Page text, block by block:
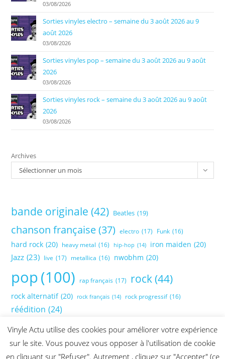
03/08/2026
Sorties vinyles electro – semaine du 3 août 2026 au 9
août 2026
03/08/2026
Sorties vinyles pop – semaine du 3 août 2026 au 9 août
2026
03/08/2026
Sorties vinyles rock – semaine du 3 août 2026 au 9 août
2026
03/08/2026
Archives
Sélectionner un mois
bande originale (42) Beatles (19)
chanson française (37) electro (17) Funk (16)
hard rock (20) heavy metal (16) hip-hop (14) iron maiden (20)
Jazz (23) live (17) metallica (16) nwobhm (20)
pop(100) rap français (17) rock(44)
rock alternatif (20) rock français (14) rock progressif (16)
réédition (24)
Vinyle Actu utilise des cookies pour améliorer votre expérience
sur le site. Vous pouvez vous opposer à l'utilisation de cookie
en cliquant sur "Refuser". Autrement , cliquez sur "Accepter" (ce